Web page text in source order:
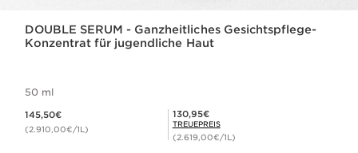
DOUBLE SERUM - Ganzheitliches Gesichtspflege-
Konzentrat für jugendliche Haut
50 ml
145,50€
(2.910,00€/1L)
Mitgliederpreis 130,95€
130,95€
TREUEPREIS
(2.619,00€/1L)